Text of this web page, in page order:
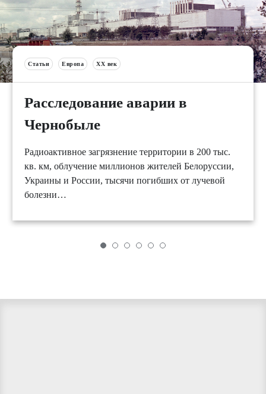
Статьи Европа XX век
Расследование аварии в
Чернобыле
Радиоактивное загрязнение территории в 200 тыс.
кв. км, облучение миллионов жителей Белоруссии,
Украины и России, тысячи погибших от лучевой
болезни…